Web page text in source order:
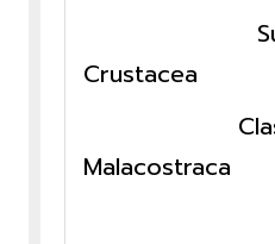
Crustacea
Malacostraca